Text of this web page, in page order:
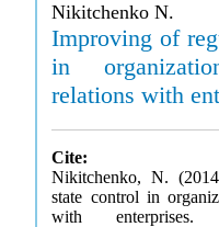
Nikitchenko N.
Improving of
in
relations with
Cite:
Nikitchenko, N.
state control in
with enterprises.